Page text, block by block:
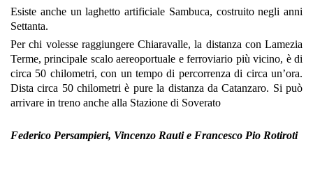
Esiste anche un laghetto artificiale Sambuca, costruito negli anni
Settanta.
Per chi volesse raggiungere Chiaravalle, la distanza con Lamezia
Terme, principale scalo aereoportuale e ferroviario più vicino, è di
circa 50 chilometri, con un tempo di percorrenza di circa un’ora.
Dista circa 50 chilometri è pure la distanza da Catanzaro. Si può
arrivare in treno anche alla Stazione di Soverato
Federico Persampieri, Vincenzo Rauti e Francesco Pio Rotiroti